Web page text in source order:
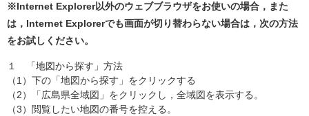
※Internet Explorer以外のウェブブラウザをお使いの場合，また
は，Internet Explorerでも画面が切り替わらない場合は，次の方法
をお試しください。
１ 「地図から探す」方法
（1）下の「地図から探す」をクリックする
（2）「広島県全域図」をクリックし，全域図を表示する。
（3）閲覧したい地図の番号を控える。